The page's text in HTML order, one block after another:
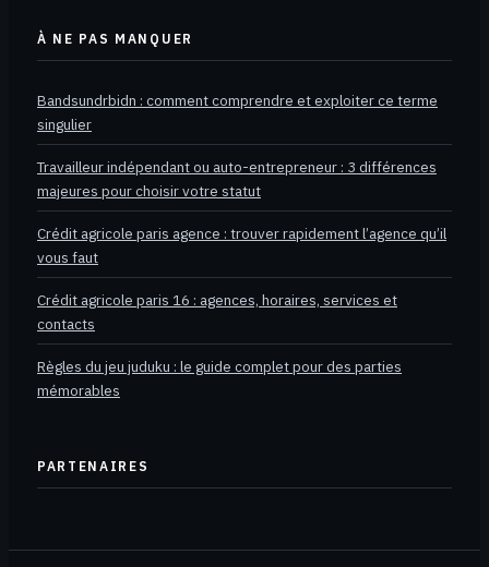
À NE PAS MANQUER
Bandsundrbidn : comment comprendre et exploiter ce terme
singulier
Travailleur indépendant ou auto-entrepreneur : 3 différences
majeures pour choisir votre statut
Crédit agricole paris agence : trouver rapidement l’agence qu’il
vous faut
Crédit agricole paris 16 : agences, horaires, services et
contacts
Règles du jeu juduku : le guide complet pour des parties
mémorables
PARTENAIRES